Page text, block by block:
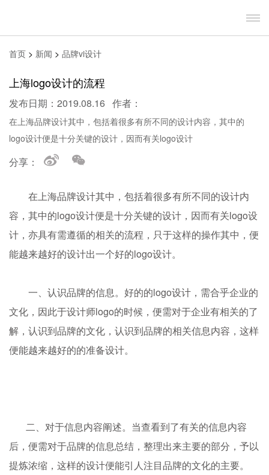
首页 > 新闻 > 品牌vi设计
上海logo设计的流程
发布日期：2019.08.16 作者：
在上海品牌设计其中，包括着很多有所不同的设计内容，其中的
logo设计便是十分关键的设计，因而有关logo设计
分享：
在上海品牌设计其中，包括着很多有所不同的设计内
容，其中的logo设计便是十分关键的设计，因而有关logo设
计，亦具有需遵循的相关的流程，只于这样的操作其中，便
能越来越好的设计出一个好的logo设计。
一、认识品牌的信息。好的的logo设计，需合乎企业的
文化，因此于设计师logo的时候，便需对于企业有相关的了
解，认识到品牌的文化，认识到品牌的相关信息内容，这样
便能越来越好的的准备设计。
二、对于信息内容阐述。当查看到了有关的信息内容
后，便需对于品牌的信息总结，整理出来主要的部分，予以
提炼浓缩，这样的设计便能引人注目品牌的文化的主要。